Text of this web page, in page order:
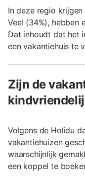
In deze regio
Veel (34%), hebben
Dat inhoudt dat het
een vakantiehuis te
Zijn de
Volgens de Holidu
vakantiehuizen
waarschijnlijk
een koppel te